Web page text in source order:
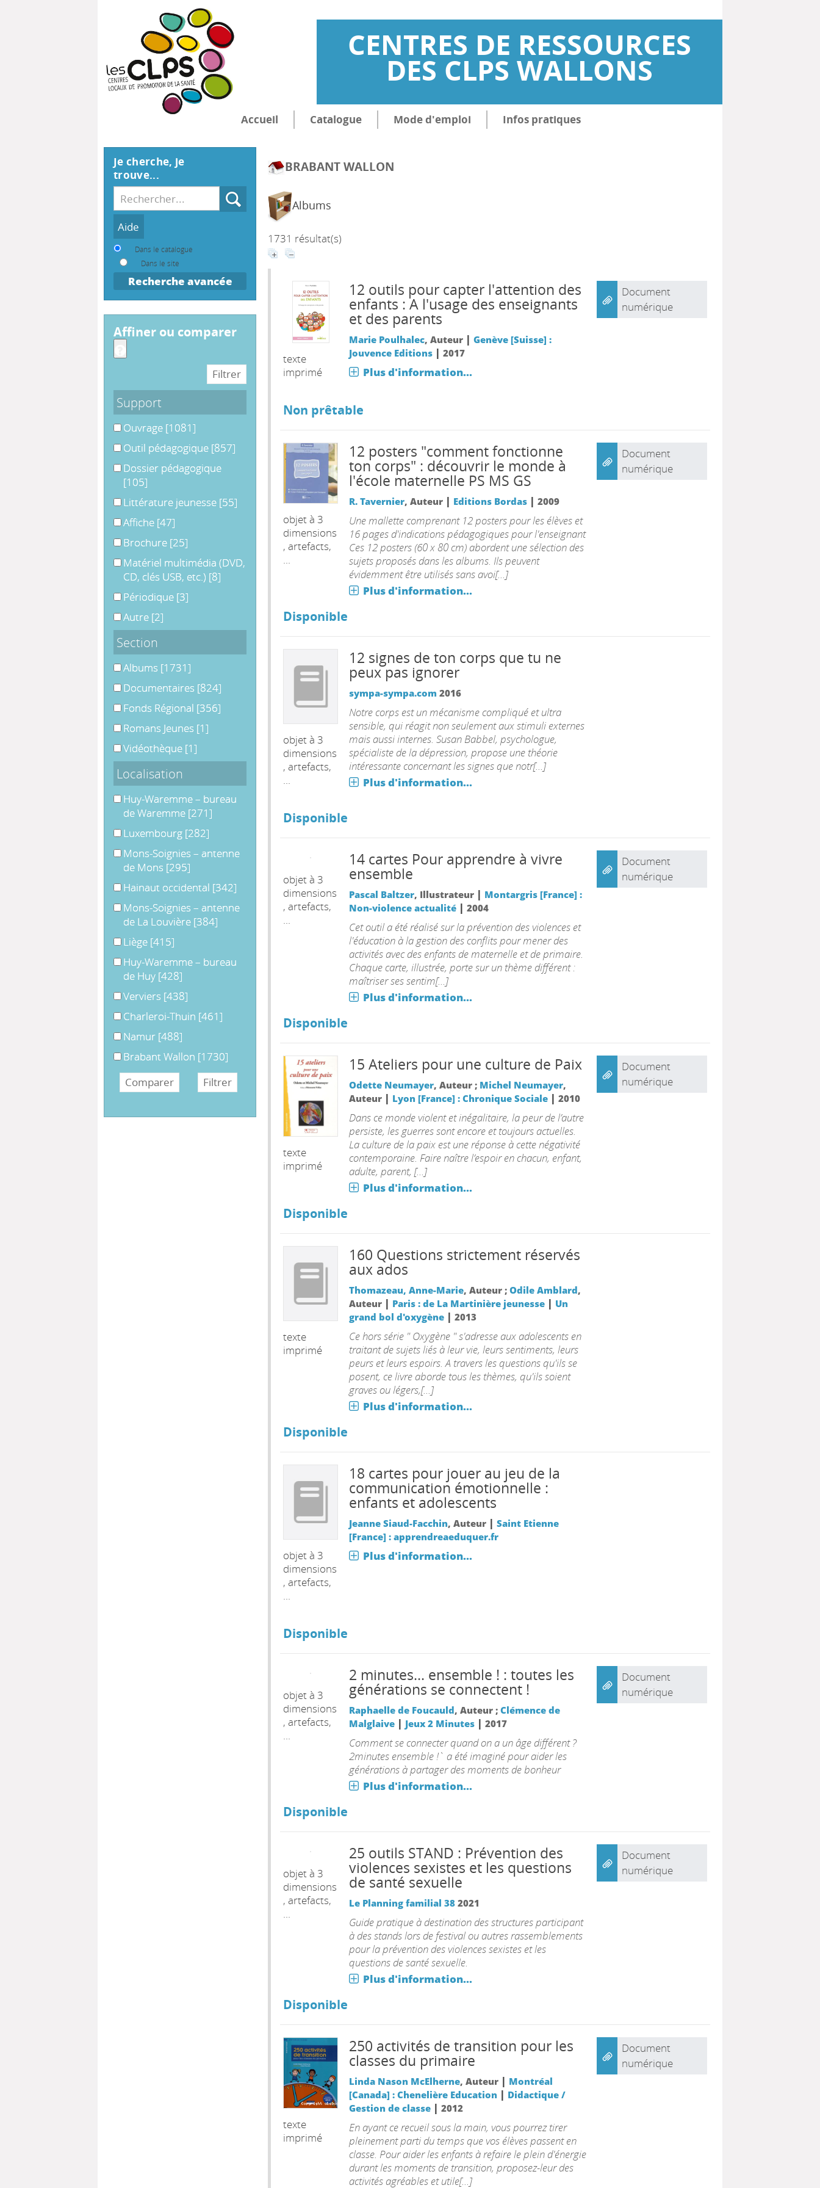
CENTRES DE RESSOURCES
DES CLPS WALLONS
Accueil Catalogue Mode d'emploi Infos pratiques
BRABANT WALLON
Albums
1731 résultat(s)
texte
imprimé
12 outils pour capter l'attention des
enfants : A l'usage des enseignants
et des parents
Marie Poulhalec, Auteur | Genève [Suisse] :
Jouvence Editions| 2017
Plus d'information...
Document
numérique
Non prêtable
objet à 3
dimensions
, artefacts,
...
12 posters "comment fonctionne
ton corps" : découvrir le monde à
l'école maternelle PS MS GS
R. Tavernier, Auteur | Editions Bordas| 2009
Une mallette comprenant 12 posters pour les élèves et
16 pages d'indications pédagogiques pour l'enseignant
Ces 12 posters (60 x 80 cm) abordent une sélection des
sujets proposés dans les albums. Ils peuvent
évidemment être utilisés sans avoi[...]
Plus d'information...
Document
numérique
Disponible
objet à 3
dimensions
, artefacts,
...
12 signes de ton corps que tu ne
peux pas ignorer
sympa-sympa.com 2016
Notre corps est un mécanisme compliqué et ultra
sensible, qui réagit non seulement aux stimuli externes
mais aussi internes. Susan Babbel, psychologue,
spécialiste de la dépression, propose une théorie
intéressante concernant les signes que notr[...]
Plus d'information...
Disponible
objet à 3
14 cartes Pour apprendre à vivre
ensemble
Pascal Baltzer, Illustrateur | Montargris [France] :
Non-violence actualité| 2004
Cet outil a été réalisé sur la prévention des violences et
l'éducation à la gestion des conflits pour mener des
activités avec des enfants de maternelle et de primaire.
Chaque carte, illustrée, porte sur un thème différent :
maîtriser ses sentim[...]
Plus d'information...
Document
numérique
Disponible
texte
imprimé
15 Ateliers pour une culture de Paix
Odette Neumayer, Auteur ; Michel Neumayer,
Auteur | Lyon [France] : Chronique Sociale| 2010
Dans ce monde violent et inégalitaire, la peur de l’autre
persiste, les guerres sont encore et toujours actuelles.
La culture de la paix est une réponse à cette négativité
contemporaine. Faire naître l’espoir en chacun, enfant,
adulte, parent, [...]
Plus d'information...
Document
numérique
Disponible
texte
imprimé
160 Questions strictement réservés
aux ados
Thomazeau, Anne-Marie, Auteur ; Odile Amblard,
Auteur | Paris : de La Martinière jeunesse| Un
grand bol d'oxygène| 2013
Ce hors série " Oxygène " s'adresse aux adolescents en
traitant de sujets liés à leur vie, leurs sentiments, leurs
peurs et leurs espoirs. A travers les questions qu'ils se
posent, ce livre aborde tous les thèmes, qu'ils soient
graves ou légers,[...]
Plus d'information...
Disponible
objet à 3
dimensions
, artefacts,
18 cartes pour jouer au jeu de la
communication émotionnelle :
enfants et adolescents
Jeanne Siaud-Facchin, Auteur | Saint Etienne
[France] : apprendreaeduquer.fr
Plus d'information...
Disponible
objet à 3
2 minutes... ensemble ! : toutes les
générations se connectent !
Raphaelle de Foucauld, Auteur ; Clémence de
Malglaive | Jeux 2 Minutes| 2017
Comment se connecter quand on a un âge différent ?
2minutes ensemble !` a été imaginé pour aider les
générations à partager des moments de bonheur
Plus d'information...
Document
numérique
Disponible
25 outils STAND : Prévention des
violences sexistes et les questions
de santé sexuelle
Le Planning familial 38 2021
Guide pratique à destination des structures participant
à des stands lors de festival ou autres rassemblements
pour la prévention des violences sexistes et les
questions de santé sexuelle.
Plus d'information...
Document
numérique
Disponible
texte
imprimé
250 activités de transition pour les
classes du primaire
Linda Nason McElherne, Auteur | Montréal
[Canada] : Chenelière Education | Didactique /
Gestion de classe| 2012
En ayant ce recueil sous la main, vous pourrez tirer
pleinement parti du temps que vos élèves passent en
classe. Pour aider les enfants à refaire le plein d'énergie
durant les moments de transition, proposez-leur des
activités agréables et utile[...]
Document
numérique
Je cherche, je
trouve...
Recherche
Dans le catalogue
Dans le site
Recherche avancée
affiner ou comparer
Support
Ouvrage
Ouvrage [1081]
Outil pédagogique
Outil pédagogique [857]
Dossier pédagogique
Dossier pédagogique
[105]
Littérature jeunesse
Littérature jeunesse [55]
Affiche
Affiche [47]
Brochure
Brochure [25]
Matériel multimédia (DVD, CD, clés USB, etc.)
Matériel multimédia (DVD,
CD, clés USB, etc.) [8]
Périodique
Périodique [3]
Autre
Autre [2]
Section
Albums
Albums [1731]
Documentaires
Documentaires [824]
Fonds Régional
Fonds Régional [356]
Romans Jeunes
Romans Jeunes [1]
Vidéothèque
Vidéothèque [1]
Localisation
Huy-Waremme – bureau de Waremme
Huy-Waremme – bureau
de Waremme [271]
Luxembourg
Luxembourg [282]
Mons-Soignies – antenne de Mons
Mons-Soignies – antenne
de Mons [295]
Hainaut occidental
Hainaut occidental [342]
Mons-Soignies – antenne de La Louvière
Mons-Soignies – antenne
de La Louvière [384]
Liège
Liège [415]
Huy-Waremme – bureau de Huy
Huy-Waremme – bureau
de Huy [428]
Verviers
Verviers [438]
Charleroi-Thuin
Charleroi-Thuin [461]
Namur
Namur [488]
Brabant Wallon
Brabant Wallon [1730]